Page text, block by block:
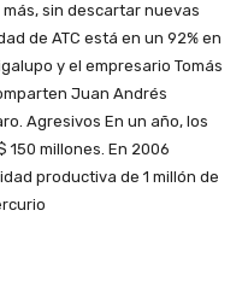
sin descartar nuevas
de ATC está en un 92% en
y el empresario Tomás
Juan Andrés
Agresivos En un año, los
millones. En 2006
productiva de 1 millón de